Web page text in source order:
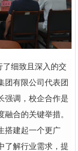
细致且深入的交
团有限公司代表团
强调，校企合作是
合的关键举措。
搭建起一个更广
了解行业需求，提